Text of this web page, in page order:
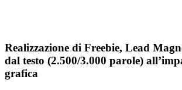
Realizzazione di Freebie, Lead
dal testo (2.500/3.000 parole)
grafica